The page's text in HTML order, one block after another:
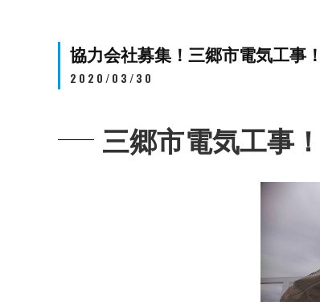
協力会社募集！三郷市電気工事！
2020/03/30
三郷市電気工事